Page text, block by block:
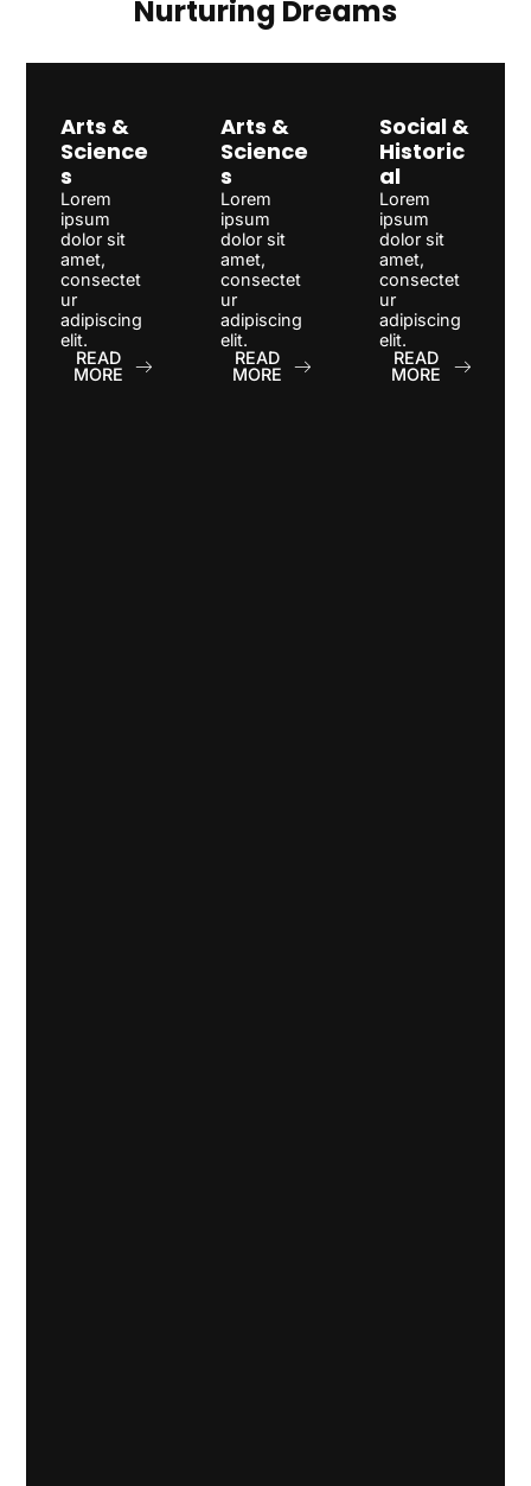
Nurturing Dreams
Arts &
Science
s
Lorem
ipsum
dolor sit
amet,
consectet
ur
adipiscing
elit.
READ
MORE
Arts &
Science
s
Lorem
ipsum
dolor sit
amet,
consectet
ur
adipiscing
elit.
READ
MORE
Social &
Historic
al
Lorem
ipsum
dolor sit
amet,
consectet
ur
adipiscing
elit.
READ
MORE